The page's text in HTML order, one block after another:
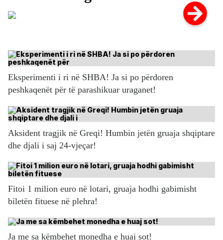
Eksperimenti i ri në SHBA! Ja si po përdoren
peshkaqenët për të parashikuar uraganet!
Aksident tragjik në Greqi! Humbin jetën gruaja shqiptare
dhe djali i saj 24-vjeçar!
Fitoi 1 milion euro në lotari, gruaja hodhi gabimisht
biletën fituese në plehra!
Ja me sa këmbehet monedha e huaj sot!